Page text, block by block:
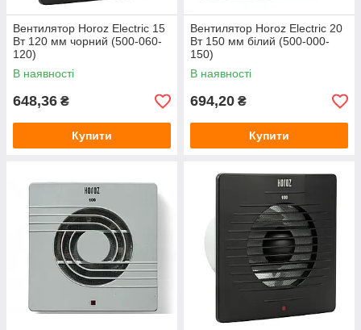
Вентилятор Horoz Electric 15
Вт 120 мм чорний (500-060-
120)
В наявності
648,36 ₴
Купити
Вентилятор Horoz Electric 20
Вт 150 мм білий (500-000-
150)
В наявності
694,20 ₴
Купити